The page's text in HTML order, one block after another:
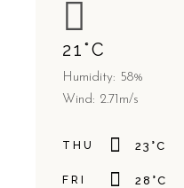
21°C
Humidity: 58%
Wind: 2.71m/s
THU 23 °C
FRI 28 °C